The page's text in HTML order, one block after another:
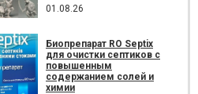
01.08.26
Биопрепарат RО Septix
для очистки септиков с
повышенным
содержанием солей и
химии